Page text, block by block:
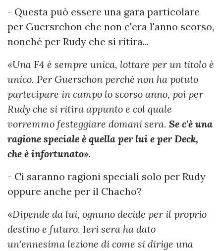
- Questa può essere una gara particolare
per Guersrchon che non c'era l'anno scorso,
nonché per Rudy che si ritira...
«Una F4 è sempre unica, lottare per un titolo è
unico. Per Guerschon perchè non ha potuto
partecipare in campo lo scorso anno, poi per
Rudy che si ritira appunto e col quale
vorremmo festeggiare domani sera. Se c'è una
ragione speciale è quella per lui e per Deck,
che è infortunato».
- Ci saranno ragioni speciali solo per Rudy
oppure anche per il Chacho?
«Dipende da lui, ognuno decide per il proprio
destino e futuro. Ieri sera ha dato
un'ennesima lezione di come si dirige una